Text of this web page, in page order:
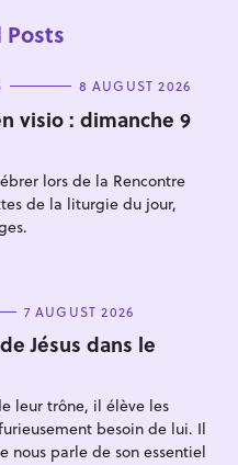
8 AUGUST 2026
visio : dimanche 9
lors de la Rencontre
de la liturgie du jour,
7 AUGUST 2026
Jésus dans le
leur trône, il élève les
besoin de lui. Il
parle de son essentiel